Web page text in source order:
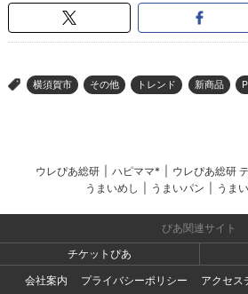
> 横須賀市 その他 トレンド 新商品
ウレぴあ総研 ハピママ* ウレぴあ総研
うまいめし
うまいパン うま
ぴあ関連サイト
チケットぴあ
会社案内
プライバシーポリシー アクセス